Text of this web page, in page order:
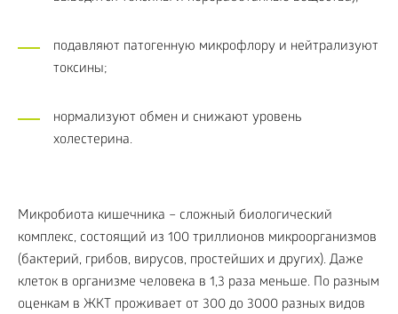
подавляют патогенную микрофлору и нейтрализуют
токсины;
нормализуют обмен и снижают уровень
холестерина.
Микробиота кишечника – сложный биологический
комплекс, состоящий из 100 триллионов микроорганизмов
(бактерий, грибов, вирусов, простейших и других). Даже
клеток в организме человека в 1,3 раза меньше. По разным
оценкам в ЖКТ проживает от 300 до 3000 разных видов